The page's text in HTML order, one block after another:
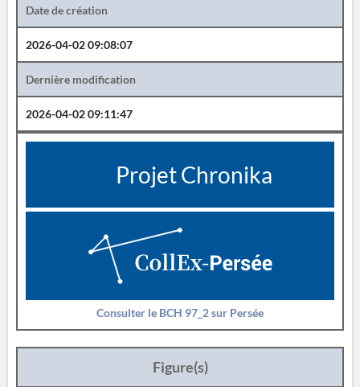
Date de création
2026-04-02 09:08:07
Dernière modification
2026-04-02 09:11:47
Projet Chronika
Consulter le BCH 97_2 sur Persée
Figure(s)